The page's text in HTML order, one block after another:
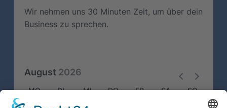
Wir nehmen uns 30 Minuten Zeit, um über dein
Business zu sprechen.
August 2026
MO DI MI DO FR SA SO